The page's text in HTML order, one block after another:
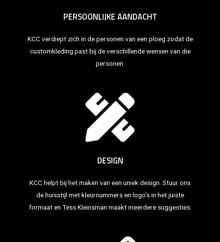
PERSOONLIJKE AANDACHT
KCC verdiept zich in de personen van een ploeg zodat de
customkleding past bij de verschillende wensen van die
personen.
DESIGN
KCC helpt bij het maken van een uniek design. Stuur ons
de huisstijl met kleurnummers en logo’s in het juiste
formaat en Tess Kleinsman maakt meerdere suggesties.